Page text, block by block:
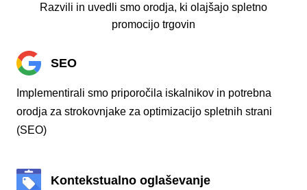
Razvili in uvedli smo orodja, ki olajšajo spletno
promocijo trgovin
SEO
Implementirali smo priporočila iskalnikov in potrebna
orodja za strokovnjake za optimizacijo spletnih strani
(SEO)
Kontekstualno oglaševanje